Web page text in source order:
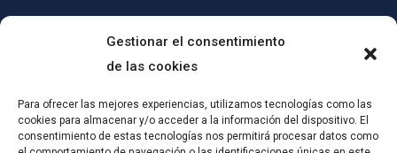
Gestionar el consentimiento
de las cookies
Para ofrecer las mejores experiencias, utilizamos tecnologías como las
cookies para almacenar y/o acceder a la información del dispositivo. El
consentimiento de estas tecnologías nos permitirá procesar datos como
(c)CONPRODAT ha implementado un Plan de Transformación Digital
para el mantenimiento del empleo por cuenta ajena, mediante
actuaciones de certificación en SGSI y mejoras tecnológicas:Esta